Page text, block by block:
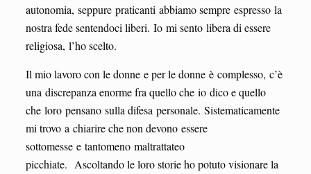
autonomia, seppure praticanti abbiamo sempre espresso la
nostra fede sentendoci liberi. Io mi sento libera di essere
religiosa, l’ho scelto.
Il mio lavoro con le donne e per le donne è complesso, c’è
una discrepanza enorme fra quello che io dico e quello
che loro pensano sulla difesa personale. Sistematicamente
mi trovo a chiarire che non devono essere
sottomesse e tantomeno maltrattateo
picchiate. Ascoltando le loro storie ho potuto visionare la